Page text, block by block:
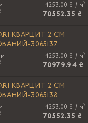
14253.00 ₴ / м2
70552.35 ₴
КВАРЦИТ 2 CM
3065137
м 14253.00 ₴ / м2
70979.94 ₴
КВАРЦИТ 2 CM
3065138
14253.00 ₴ / м2
70552.35 ₴